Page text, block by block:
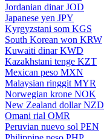
Jordanian dinar JOD
Japanese yen JPY
Kyrgyzstani som KGS
South Korean won KRW
Kuwaiti dinar KWD
Kazakhstani tenge KZT
Mexican peso MXN
Malaysian ringgit MYR
Norwegian krone NOK
New Zealand dollar NZD
Omani rial OMR
Peruvian nuevo sol PEN